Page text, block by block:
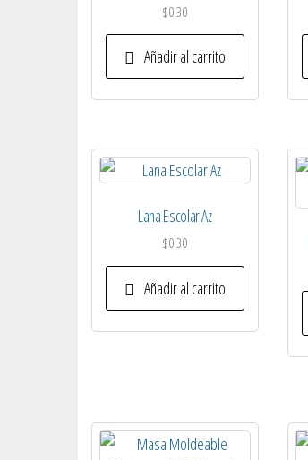
$0.30
Añadir al carrito
Lana Escolar Az
$0.30
Añadir al carrito